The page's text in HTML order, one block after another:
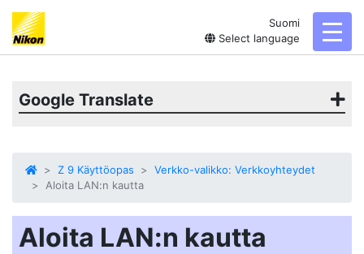
Suomi
Select language
Google Translate
Z 9 Käyttöopas
Verkko-valikko: Verkkoyhteydet
Aloita LAN:n kautta
Aloita LAN:n kautta